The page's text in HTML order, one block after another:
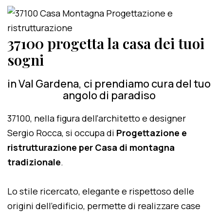
37100 progetta la casa dei tuoi
sogni
in Val Gardena, ci prendiamo cura del tuo
angolo di paradiso
37100, nella figura dell'architetto e designer
Sergio Rocca, si occupa di Progettazione e
ristrutturazione per Casa di montagna
tradizionale.
Lo stile ricercato, elegante e rispettoso delle
origini dell'edificio, permette di realizzare case